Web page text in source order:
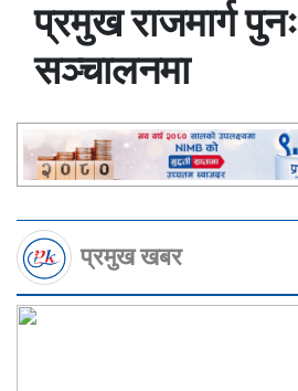
प्रमुख राजमार्ग पुनः
सञ्चालनमा
प्रमुख खबर